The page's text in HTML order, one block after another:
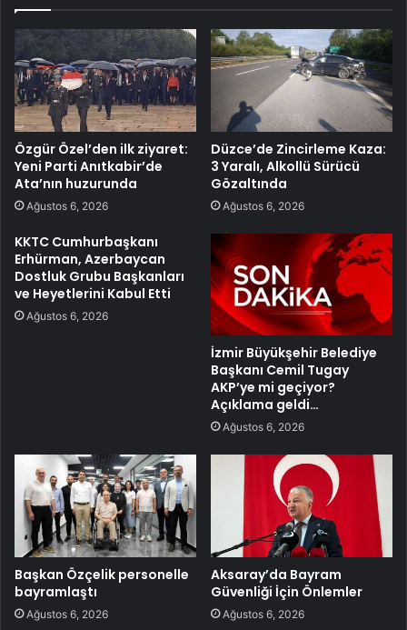
Özgür Özel’den ilk ziyaret:
Yeni Parti Anıtkabir’de
Ata’nın huzurunda
Ağustos 6, 2026
Düzce’de Zincirleme Kaza:
3 Yaralı, Alkollü Sürücü
Gözaltında
Ağustos 6, 2026
KKTC Cumhurbaşkanı
Erhürman, Azerbaycan
Dostluk Grubu Başkanları
ve Heyetlerini Kabul Etti
Ağustos 6, 2026
İzmir Büyükşehir Belediye
Başkanı Cemil Tugay
AKP’ye mi geçiyor?
Açıklama geldi…
Ağustos 6, 2026
Başkan Özçelik personelle
bayramlaştı
Ağustos 6, 2026
Aksaray’da Bayram
Güvenliği İçin Önlemler
Ağustos 6, 2026